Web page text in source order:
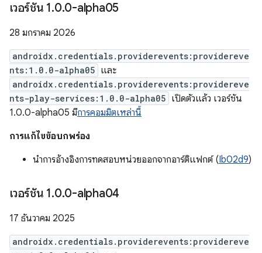
เวอร์ชัน 1.0.0-alpha05
28 มกราคม 2026
androidx.credentials.providerevents:providereve
nts:1.0.0-alpha05 และ
androidx.credentials.providerevents:providereve
nts-play-services:1.0.0-alpha05 เปิดตัวแล้ว เวอร์ชัน
1.0.0-alpha05 มีการคอมมิตเหล่านี้
การแก้ไขข้อบกพร่อง
นำการอ้างอิงการทดสอบหน่วยออกจากอาร์ติแฟกต์ (Ib02d9)
เวอร์ชัน 1.0.0-alpha04
17 ธันวาคม 2025
androidx.credentials.providerevents:providereve